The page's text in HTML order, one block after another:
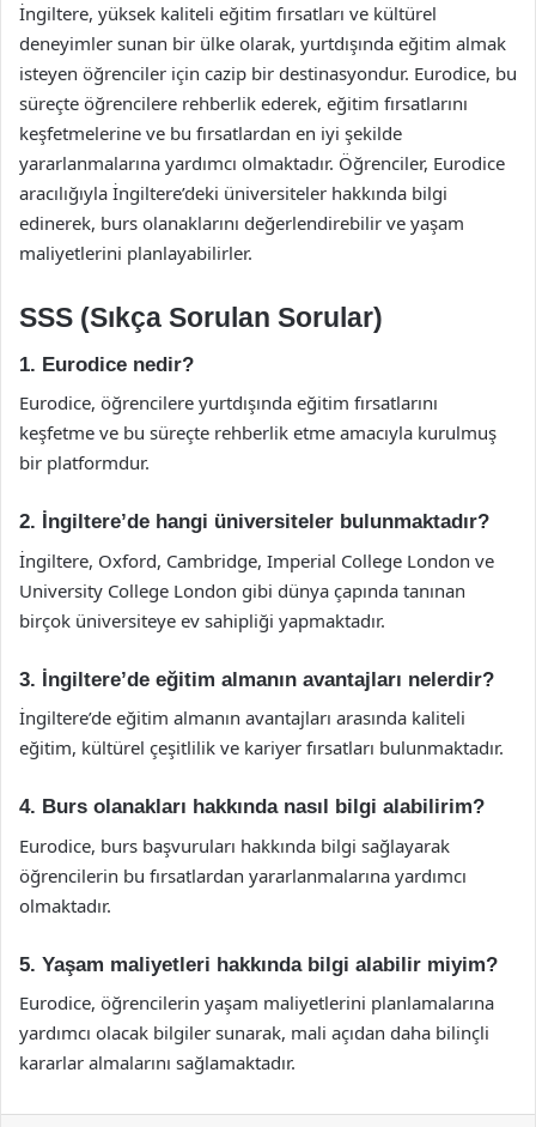
İngiltere, yüksek kaliteli eğitim fırsatları ve kültürel
deneyimler sunan bir ülke olarak, yurtdışında eğitim almak
isteyen öğrenciler için cazip bir destinasyondur. Eurodice, bu
süreçte öğrencilere rehberlik ederek, eğitim fırsatlarını
keşfetmelerine ve bu fırsatlardan en iyi şekilde
yararlanmalarına yardımcı olmaktadır. Öğrenciler, Eurodice
aracılığıyla İngiltere’deki üniversiteler hakkında bilgi
edinerek, burs olanaklarını değerlendirebilir ve yaşam
maliyetlerini planlayabilirler.
SSS (Sıkça Sorulan Sorular)
1. Eurodice nedir?
Eurodice, öğrencilere yurtdışında eğitim fırsatlarını
keşfetme ve bu süreçte rehberlik etme amacıyla kurulmuş
bir platformdur.
2. İngiltere’de hangi üniversiteler bulunmaktadır?
İngiltere, Oxford, Cambridge, Imperial College London ve
University College London gibi dünya çapında tanınan
birçok üniversiteye ev sahipliği yapmaktadır.
3. İngiltere’de eğitim almanın avantajları nelerdir?
İngiltere’de eğitim almanın avantajları arasında kaliteli
eğitim, kültürel çeşitlilik ve kariyer fırsatları bulunmaktadır.
4. Burs olanakları hakkında nasıl bilgi alabilirim?
Eurodice, burs başvuruları hakkında bilgi sağlayarak
öğrencilerin bu fırsatlardan yararlanmalarına yardımcı
olmaktadır.
5. Yaşam maliyetleri hakkında bilgi alabilir miyim?
Eurodice, öğrencilerin yaşam maliyetlerini planlamalarına
yardımcı olacak bilgiler sunarak, mali açıdan daha bilinçli
kararlar almalarını sağlamaktadır.